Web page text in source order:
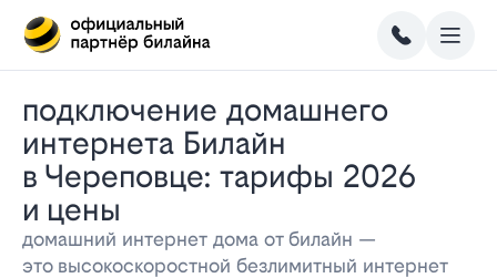
Подключение домашнего
интернета Билайн
в Череповце: тарифы 2026
и цены
домашний интернет дома от билайн —
это высокоскоростной безлимитный интернет